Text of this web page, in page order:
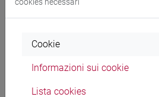
fi 60 cfu
[FI22] LINGUE E CULTURE
- AE24 - Formazione
[FI23] LINGUA E CULTURA
(CINESE) - AI24 -
Cookie
Informazioni sui cookie
Lista cookies